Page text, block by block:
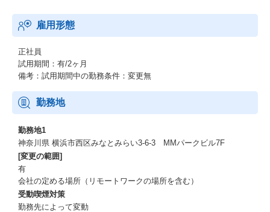
雇用形態
正社員
試用期間：有/2ヶ月
備考：試用期間中の勤務条件：変更無
勤務地
勤務地1
神奈川県 横浜市西区みなとみらい3-6-3 MMパークビル7F
[変更の範囲]
有
会社の定める場所（リモートワークの場所を含む）
受動喫煙対策
勤務先によって変動